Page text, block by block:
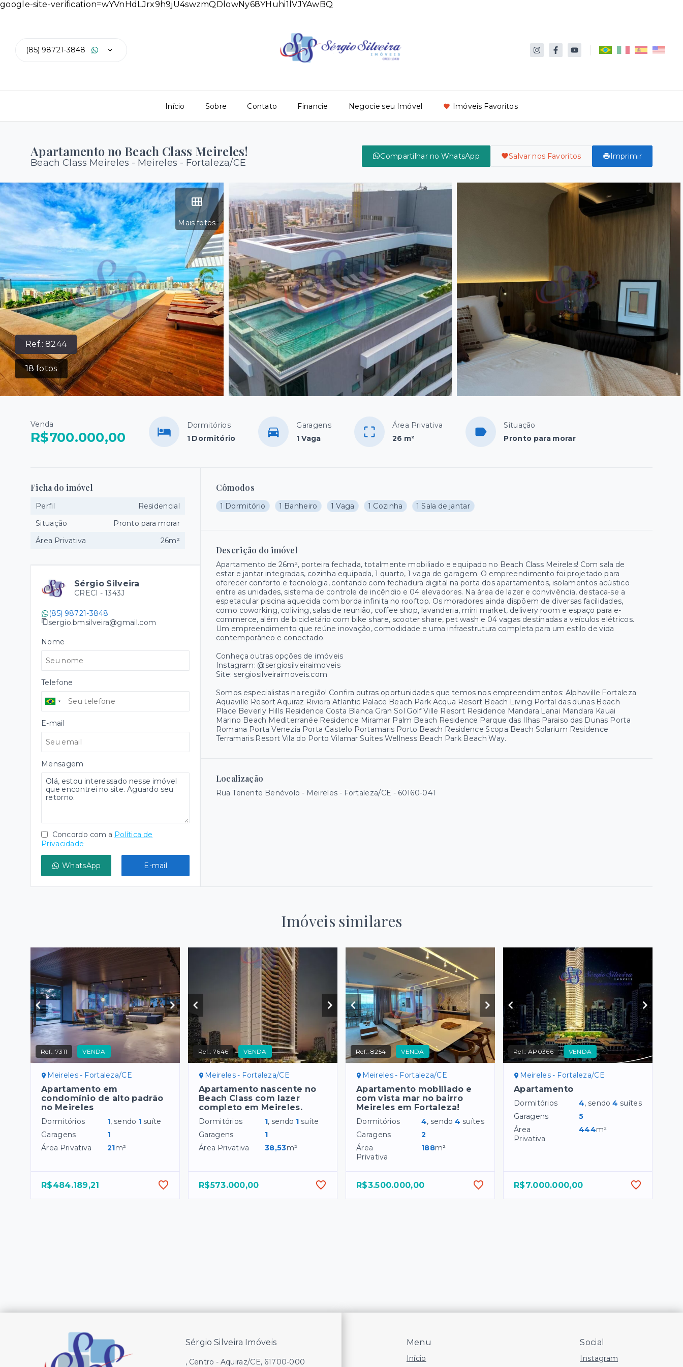
google-site-verification=wYVnHdLJrx9h9jU4swzmQDlowNy68YHuhi1lVJYAwBQ
(85) 98721-3848
Início Sobre Contato Financie Negocie seu Imóvel Imóveis Favoritos
Apartamento no Beach Class Meireles!
Beach Class Meireles - Meireles - Fortaleza/CE
Compartilhar no WhatsApp Salvar nos Favoritos Imprimir
Ref.:8244
18fotos
Mais fotos
Venda
R$700.000,00
Dormitórios
1 Dormitório
Garagens
1 Vaga
Área Privativa
26 m²
Situação
Pronto para morar
Cômodos
1 Dormitório 1 Banheiro 1 Vaga 1 Cozinha 1 Sala de jantar
Descrição do imóvel
Apartamento de 26m², porteira fechada, totalmente mobiliado e equipado no Beach Class Meireles! Com sala de
estar e jantar integradas, cozinha equipada, 1 quarto, 1 vaga de garagem. O empreendimento foi projetado para
oferecer conforto e tecnologia, contando com fechadura digital na porta dos apartamentos, isolamentos acústico
entre as unidades, sistema de controle de incêndio e 04 elevadores. Na área de lazer e convivência, destaca-se a
espetacular piscina aquecida com borda infinita no rooftop. Os moradores ainda dispõem de diversas facilidades,
como coworking, coliving, salas de reunião, coffee shop, lavanderia, mini market, delivery room e espaço para e-
commerce, além de bicicletário com bike share, scooter share, pet wash e 04 vagas destinadas a veículos elétricos.
Um empreendimento que reúne inovação, comodidade e uma infraestrutura completa para um estilo de vida
contemporâneo e conectado.
Conheça outras opções de imóveis
Instagram: @sergiosilveiraimoveis
Site: sergiosilveiraimoveis.com
Somos especialistas na região! Confira outras oportunidades que temos nos empreendimentos: Alphaville Fortaleza
Aquaville Resort Aquiraz Riviera Atlantic Palace Beach Park Acqua Resort Beach Living Portal das dunas Beach
Place Beverly Hills Residence Costa Blanca Gran Sol Golf Ville Resort Residence Mandara Lanai Mandara Kauai
Marino Beach Mediterranée Residence Miramar Palm Beach Residence Parque das Ilhas Paraiso das Dunas Porta
Romana Porta Venezia Porta Castelo Portamaris Porto Beach Residence Scopa Beach Solarium Residence
Terramaris Resort Vila do Porto Vilamar Suítes Wellness Beach Park Beach Way.
Localização
Rua Tenente Benévolo - Meireles - Fortaleza/CE - 60160-041
Ficha do imóvel
Perfil
Residencial
Situação
Pronto para morar
Área Privativa
26m²
Sérgio Silveira
CRECI - 1343J
(85) 98721-3848
sergio.bmsilveira@gmail.com
Nome
Telefone
E-mail
Mensagem
Concordo com a Política de
Privacidade
WhatsApp E-mail
Imóveis similares
Ref.:7311 VENDA
Meireles - Fortaleza/CE
Apartamento em
condomínio de alto padrão
no Meireles
Dormitórios 1, sendo 1 suíte
Garagens
1
Área Privativa
21m²
R$484.189,21
Ref.:7646 VENDA
Meireles - Fortaleza/CE
Apartamento nascente no
Beach Class com lazer
completo em Meireles.
Dormitórios 1, sendo 1 suíte
Garagens
1
Área Privativa
38,53m²
R$573.000,00
Ref.:8254 VENDA
Meireles - Fortaleza/CE
Apartamento mobiliado e
com vista mar no bairro
Meireles em Fortaleza!
Dormitórios 4, sendo4 suítes
Garagens
2
Área
Privativa
188m²
R$3.500.000,00
Ref.:AP0366 VENDA
Meireles - Fortaleza/CE
Apartamento
Dormitórios 4, sendo4 suítes
Garagens
5
Área
Privativa
444m²
R$7.000.000,00
Menu
Início
Social
Instagram
Sérgio Silveira Imóveis
, Centro - Aquiraz/CE, 61700-000